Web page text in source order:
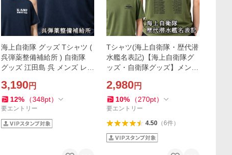
海上自衛隊 グッズ Tシャツ (
呉弾薬整備補給所 ) 自衛隊
グッズ 江田島 呉 メンズ レデ
ライTシャツ 吸水速乾 M L L
L 3L
3,190円
12% （348pt）
要エントリー
Tシャツ(海上自衛隊・歴代潜
水艦名表記)【海上自衛隊グ
ッズ・自衛隊グッズ】メンズ
ックス トップス
2,980円
10% （270pt）
要エントリー
4.50（6件）